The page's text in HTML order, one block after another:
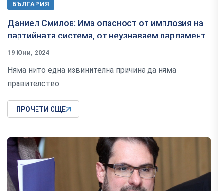
БЪЛГАРИЯ
Даниел Смилов: Има опасност от имплозия на
партийната система, от неузнаваем парламент
19 Юни, 2024
Няма нито една извинителна причина да няма
правителство
ПРОЧЕТИ ОЩЕ